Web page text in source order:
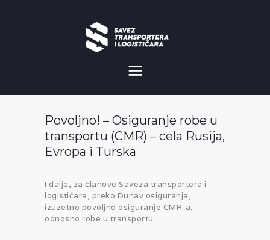
MISIJA I VIZIJA
CILJEVI
KOMERCIJALNE
POVOLJNOSTI
GALERIJA
Povoljno! – Osiguranje robe u
transportu (CMR) – cela Rusija,
Evropa i Turska
I dalje, za članove Saveza transportera i
logističara, preko Dunav osiguranja,
izuzetno povoljno osiguranje CMR-a,
odnosno robe u transportu.